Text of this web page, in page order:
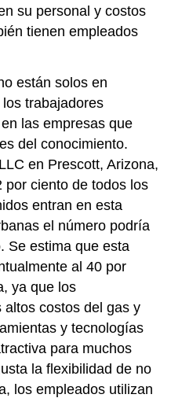
su personal y costos
tienen empleados
están solos en
trabajadores
las empresas que
del conocimiento.
en Prescott, Arizona,
por ciento de todos los
entran en esta
el número podría
Se estima que esta
al 40 por
ya que los
costos del gas y
y tecnologías
para muchos
la flexibilidad de no
los empleados utilizan